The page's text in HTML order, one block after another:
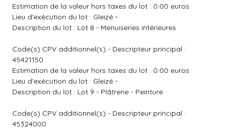
Estimation de la valeur hors taxes du lot : 0.00 euros
Lieu d'exécution du lot : Gleizé -
Description du lot : Lot 8 - Menuiseries intérieures
Code(s) CPV additionnel(s) - Descripteur principal :
45421150
Estimation de la valeur hors taxes du lot : 0.00 euros
Lieu d'exécution du lot : Gleizé -
Description du lot : Lot 9 - Plâtrerie - Peinture
Code(s) CPV additionnel(s) - Descripteur principal :
45324000